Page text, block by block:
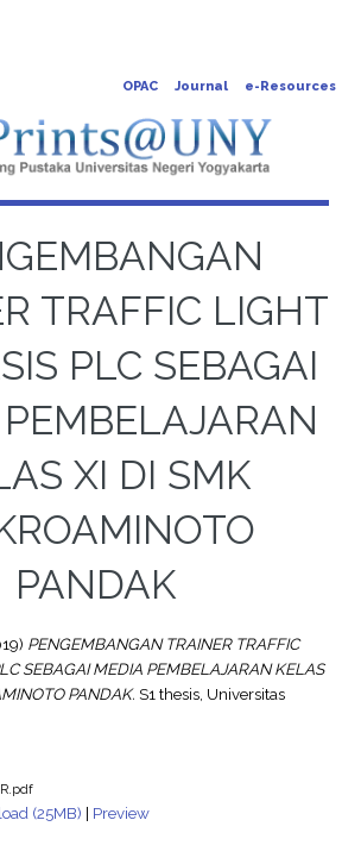
OPAC Journal e-Resources
TRAFFIC LIGHT
PLC SEBAGAI
XI DI SMK
PANDAK
PENGEMBANGAN TRAINER TRAFFIC
SEBAGAI MEDIA PEMBELAJARAN KELAS
PANDAK. S1 thesis, Universitas
(25MB) | Preview